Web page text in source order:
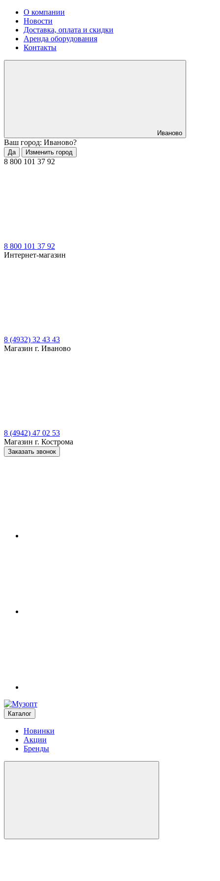
О компании
Новости
Доставка, оплата и скидки
Аренда оборудования
Контакты
Иваново
Ваш город: Иваново?
Да Изменить город
8 800 101 37 92
8 800 101 37 92
Интернет-магазин
8 (4932) 32 43 43
Магазин г. Иваново
8 (4942) 47 02 53
Магазин г. Кострома
Заказать звонок
Каталог
Новинки
Акции
Бренды